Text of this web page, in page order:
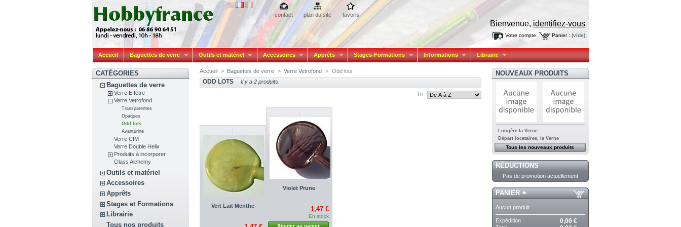
contact plan du site favoris
Bienvenue, identifiez-vous
Panier : (vide)
Votre compte
Accueil Baguettes de verre Outils et matériel Accessoires Apprêts Stages-Formations Informations Librairie
CATÉGORIES
Baguettes de verre
Verre Effetre
Verre Vetrofond
Transparentes
Opaques
Odd lots
Avanturine
Verre CIM
Verre Double Helix
Produits à incorporer
Glass Alchemy
Outils et matériel
Accessoires
Apprêts
Stages et Formations
Librairie
Tous nos produits
Accueil > Baguettes de verre > Verre Vetrofond > Odd lots
ODD LOTS Il y a 2 produits.
Tri
Vert Lait Menthe
Violet Prune
1,47 €
En stock
NOUVEAUX PRODUITS
Longère la Verne
Départ locataires, la Verne
Tous les nouveaux produits
RÉDUCTIONS
Pas de promotion actuellement
PANIER
Aucun produit
Expédition 0,00 €